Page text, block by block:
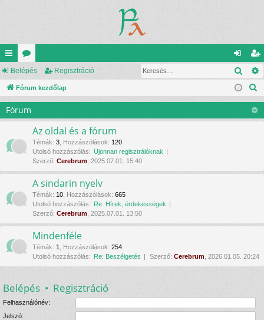
yo
rs
lin
ke
k
ór
u
ok
el
ép
eg
is
ztr
ác
Belépés Regisztráció
Fórum kezdőlap
Fórum
Az oldal és a fórum
Témák: 3 Hozzászólások: 120
Utolsó hozzászólás: Újonnan regisztrálóknak
Szerző: Cerebrum , 2025.07.01. 15:40
A sindarin nyelv
Témák: 10 Hozzászólások: 665
Utolsó hozzászólás: Re: Hírek, érdekességek
Szerző: Cerebrum , 2025.07.01. 13:50
Mindenféle
Témák: 1 Hozzászólások: 254
Utolsó hozzászólás: Re: Beszélgetés Szerző: Cerebrum , 2026.01.05. 20:24
Belépés • Regisztráció
Felhasználónév:
Jelszó: